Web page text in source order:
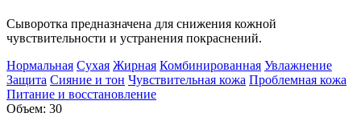
Сыворотка предназначена для снижения кожной
чувствительности и устранения покраснений.
Нормальная Сухая Жирная Комбинированная Увлажнение
Защита Сияние и тон Чувствительная кожа Проблемная кожа
Питание и восстановление
Объем: 30